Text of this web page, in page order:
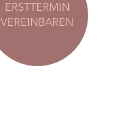
ERSTTERMIN
VEREINBAREN